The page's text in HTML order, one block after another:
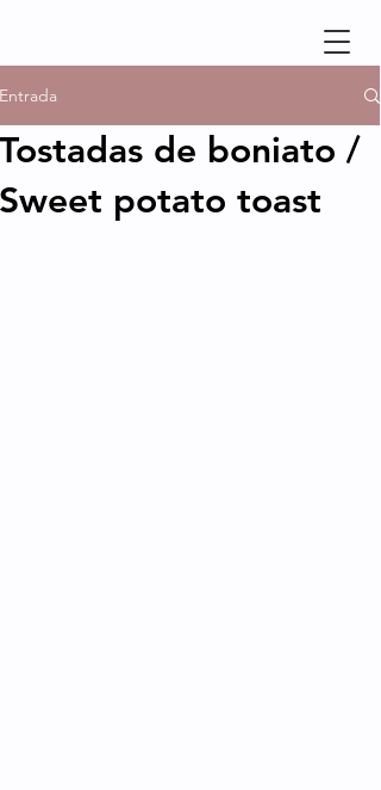
Entrada
Tostadas de boniato /
Sweet potato toast